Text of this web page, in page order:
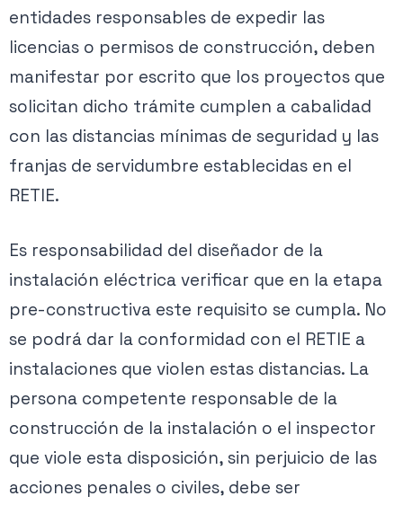
entidades responsables de expedir las
licencias o permisos de construcción, deben
manifestar por escrito que los proyectos que
solicitan dicho trámite cumplen a cabalidad
con las distancias mínimas de seguridad y las
franjas de servidumbre establecidas en el
RETIE.
Es responsabilidad del diseñador de la
instalación eléctrica verificar que en la etapa
pre-constructiva este requisito se cumpla. No
se podrá dar la conformidad con el RETIE a
instalaciones que violen estas distancias. La
persona competente responsable de la
construcción de la instalación o el inspector
que viole esta disposición, sin perjuicio de las
acciones penales o civiles, debe ser